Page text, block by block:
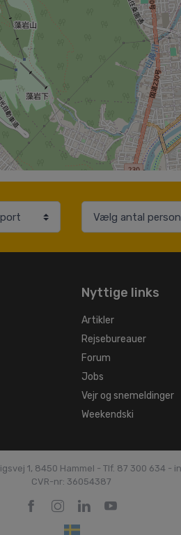
Nyttige links
Artikler
Rejsebureauer
Forum
Jobs
Vejr og snemeldinger
Weekendski
1, 8450 Hammel - Tlf. 87 300 634 -
CVR-nr: 36054387